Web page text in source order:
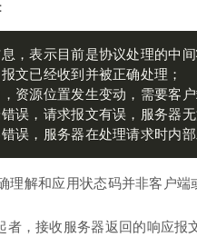
误，服务器在处理请求时内部
理解和应用状态码并非客户
者，接收服务器返回的响应